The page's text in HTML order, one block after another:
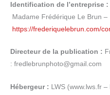
Identification de l’entreprise :
Madame Frédérique Le Brun –
https://frederiquelebrun.com/
Directeur de la publication :
: fredlebrunphoto@gmail.com
Hébergeur : LWS (www.lws.fr